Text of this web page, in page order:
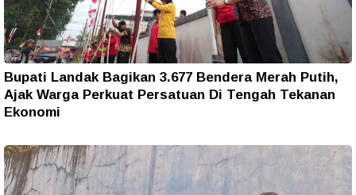
Bupati Landak Bagikan 3.677 Bendera Merah Putih,
Ajak Warga Perkuat Persatuan Di Tengah Tekanan
Ekonomi